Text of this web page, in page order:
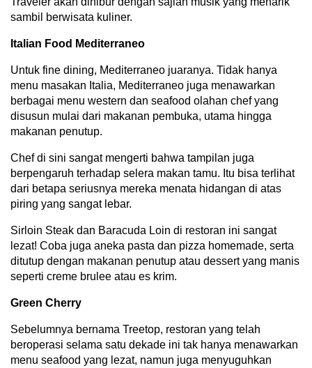
sambil berwisata kuliner.
Italian Food Mediterraneo
Untuk fine dining, Mediterraneo juaranya. Tidak hanya
menu masakan Italia, Mediterraneo juga menawarkan
berbagai menu western dan seafood olahan chef yang
disusun mulai dari makanan pembuka, utama hingga
makanan penutup.
Chef di sini sangat mengerti bahwa tampilan juga
berpengaruh terhadap selera makan tamu. Itu bisa terlihat
dari betapa seriusnya mereka menata hidangan di atas
piring yang sangat lebar.
Sirloin Steak dan Baracuda Loin di restoran ini sangat
lezat! Coba juga aneka pasta dan pizza homemade, serta
ditutup dengan makanan penutup atau dessert yang manis
seperti creme brulee atau es krim.
Green Cherry
Sebelumnya bernama Treetop, restoran yang telah
beroperasi selama satu dekade ini tak hanya menawarkan
menu seafood yang lezat, namun juga menyuguhkan